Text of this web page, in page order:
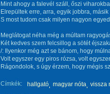
Mint ahogy a falevél száll, őszi
Elrepültek erre, arra, egyik jobbra,
S most tudom csak milyen nagyon
Meglátogat néha még a múltam
Két kedves szem felcsillog a sötét
/: Ilyenkor még azt se bánom, hogy
Volt egyszer egy piros rózsa, volt
Rágondolok, s úgy érzem, hogy mégis
Címkék: hallgató magyar nóta vissza